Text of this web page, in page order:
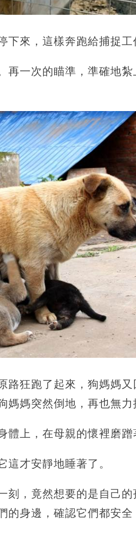
來，這樣奔跑給捕捉工
一次的瞄準，準確地紮
路狂跑了起來，狗媽媽
媽突然倒地，再也無力
上，在母親的懷裡磨蹭
才安靜地睡著了。
刻，竟然想要的是自己
的身邊，確認它們都安